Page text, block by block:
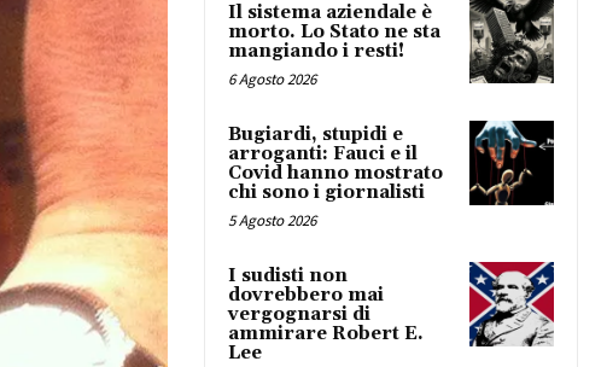
Il sistema aziendale è
morto. Lo Stato ne sta
mangiando i resti!
6 Agosto 2026
Bugiardi, stupidi e
arroganti: Fauci e il
Covid hanno mostrato
chi sono i giornalisti
5 Agosto 2026
I sudisti non
dovrebbero mai
vergognarsi di
ammirare Robert E.
Lee